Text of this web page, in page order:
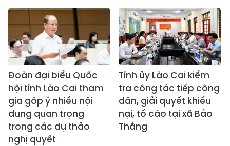
Đoàn đại biểu Quốc
hội tỉnh Lào Cai tham
gia góp ý nhiều nội
dung quan trọng
trong các dự thảo
nghị quyết
Tỉnh ủy Lào Cai kiểm
tra công tác tiếp công
dân, giải quyết khiếu
nại, tố cáo tại xã Bảo
Thắng